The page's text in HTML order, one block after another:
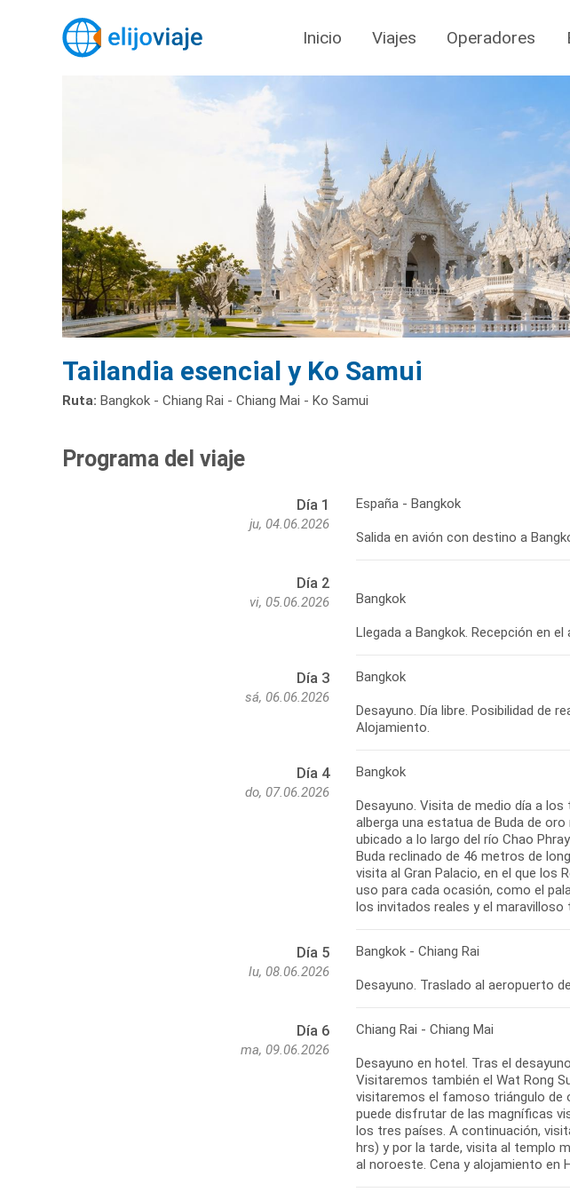
Inicio Viajes Operadores
Tailandia esencial y Ko Samui
Ruta: Bangkok - Chiang Rai - Chiang Mai - Ko Samui
Programa del viaje
Día 1
ju, 04.06.2026
España - Bangkok
Salida en avión con destino a
Día 2
vi, 05.06.2026 Bangkok
Llegada a Bangkok. Recepción en
Día 3
sá, 06.06.2026
Bangkok
Desayuno. Día libre. Posibilidad de
Alojamiento.
Día 4
do, 07.06.2026
Bangkok
Desayuno. Visita de medio día a
alberga una estatua de Buda de
ubicado a lo largo del río Chao
Buda reclinado de 46 metros de
visita al Gran Palacio, en el que los
uso para cada ocasión, como el
los invitados reales y el
Día 5
lu, 08.06.2026
Bangkok - Chiang Rai
Desayuno. Traslado al aeropuerto
Día 6
ma, 09.06.2026
Chiang Rai - Chiang Mai
Desayuno en hotel. Tras el
Visitaremos también el Wat Rong
visitaremos el famoso triángulo de
puede disfrutar de las magníficas
los tres países. A continuación,
hrs) y por la tarde, visita al templo
al noroeste. Cena y alojamiento en